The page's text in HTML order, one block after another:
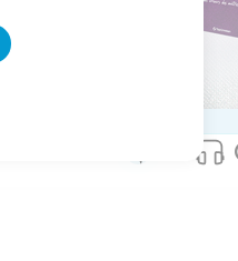
et ne plus prendre dans la
Cependant, je